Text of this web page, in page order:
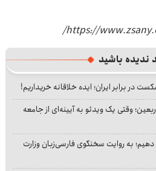
https://
ندیده باشید
در برابر ایران؛ ایده خلاقانه خریداریم!
وقتی یک ویدئو به آیینه‌ای از جامعه
به روایت سخنگوی فارسی‌زبان وزارت